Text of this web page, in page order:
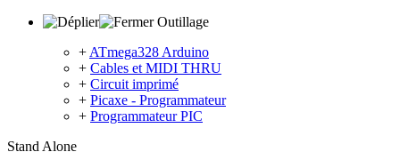
Outillage
+ ATmega328 Arduino
+ Cables et MIDI THRU
+ Circuit imprimé
+ Picaxe - Programmateur
+ Programmateur PIC
Stand Alone